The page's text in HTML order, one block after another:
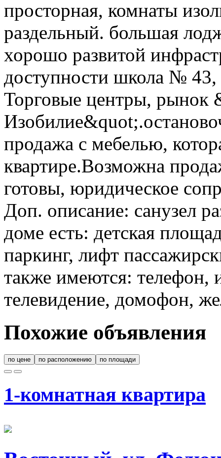
просторная, комнаты
раздельный. большая
хорошо развитой
доступности школа №
Торговые центры, рынок
продажа с мебелью,
квартире.Возможна
готовы, юридическое
Доп. описание: санузел
доме есть: детская
паркинг, лифт
также имеются: телефон,
телевидение, домофон,
Похожие объявления
по цене по расположению по площади
1-комнатная квартира